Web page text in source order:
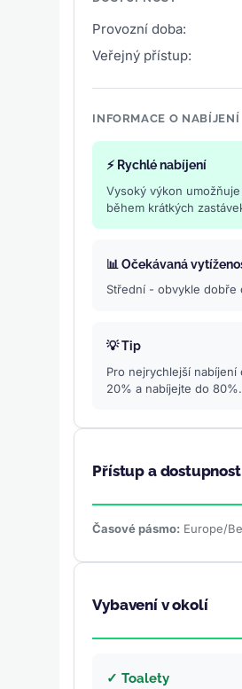
Provozní doba:
Veřejný přístup:
INFORMACE O NABÍJENÍ
⚡ Rychlé nabíjení
Vysoký výkon
během krátkých
📊 Očekávaná
Střední - obvykle dobře
💡 Tip
Pro nejrychlejší
20% a nabíjejte do 80%.
Přístup a dostupnost
Časové pásmo: Europe/
Vybavení v okolí
✓ Toalety